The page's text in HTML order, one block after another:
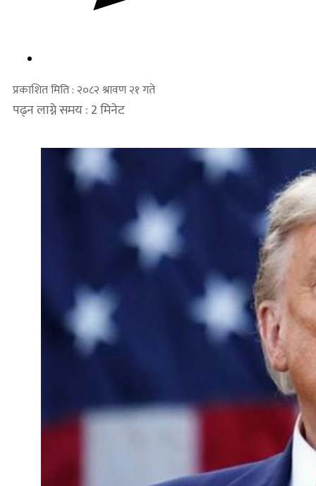
प्रकाशित मिति : २०८२ श्रावण २१ गते
पढ्न लाग्ने समय : 2 मिनेट